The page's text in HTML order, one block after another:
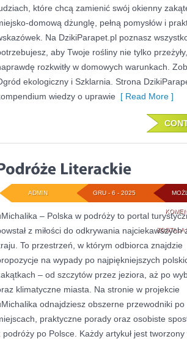
które chcą zamienić swój okienny
domową dżunglę, pełną pomysłów i
Na DzikiParapet.pl poznasz
aby Twoje rośliny nie tylko
rozkwitły w domowych warunkach.
ekologiczny i Szklarnia. Strona
wiedzy o uprawie [ Read More ]
ZOSTAŁA
GRU - 6 - 2025
ADMIN
– Polska w podróży to portal
z miłości do odkrywania najciekawszych
To przestrzeń, w którym odbiorca znajdzie
na wypady po najpiękniejszych
– od szczytów przez jeziora, aż po
klimatyczne miasta. Na stronie w projekcie
odnajdziesz obszerne przewodniki po
praktyczne porady oraz osobiste
podróży po Polsce. Każdy artykuł jest tworzony